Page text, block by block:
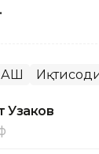
АҚШ
Узаков